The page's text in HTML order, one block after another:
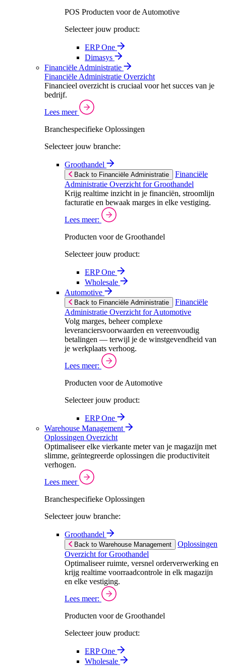
POS Producten voor de Automotive
Selecteer jouw product:
ERP One
Dimasys
Financiële Administratie
Financiële Administratie Overzicht
Financieel overzicht is cruciaal voor het succes van je
bedrijf.
Lees meer
Branchespecifieke Oplossingen
Selecteer jouw branche:
Groothandel
Back to Financiële Administratie
Financiële
Administratie Overzicht for Groothandel
Krijg realtime inzicht in je financiën, stroomlijn
facturatie en bewaak marges in elke vestiging.
Lees meer:
Producten voor de Groothandel
Selecteer jouw product:
ERP One
Wholesale
Automotive
Back to Financiële Administratie
Financiële
Administratie Overzicht for Automotive
Volg marges, beheer complexe
leveranciersvoorwaarden en vereenvoudig
betalingen — terwijl je de winstgevendheid van
je werkplaats verhoog.
Lees meer:
Producten voor de Automotive
Selecteer jouw product:
ERP One
Warehouse Management
Oplossingen Overzicht
Optimaliseer elke vierkante meter van je magazijn met
slimme, geïntegreerde oplossingen die productiviteit
verhogen.
Lees meer
Branchespecifieke Oplossingen
Selecteer jouw branche:
Groothandel
Back to Warehouse Management
Oplossingen
Overzicht for Groothandel
Optimaliseer ruimte, versnel orderverwerking en
krijg realtime voorraadcontrole in elk magazijn
en elke vestiging.
Lees meer:
Producten voor de Groothandel
Selecteer jouw product:
ERP One
Wholesale